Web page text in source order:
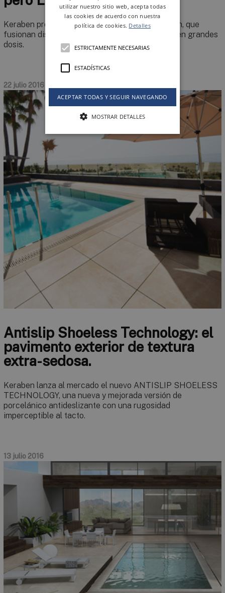
Keraben presenta sus nuevos formatos Premium, que
fusionan diseño, estilo, naturalidad y elegancia en grandes
dosis.
22 julio 2016
Antislip Shoeless Technology: el
pavimento exterior de textura
extra-sedosa.
Keraben lanza al mercado el nuevo ANTISLIP SHOELESS
TECHNOLOGY, una nueva y mejorada versión de
porcelánico antideslizante con una rugosidad
imperceptible al tacto.
13 julio 2016
utilizar nuestro sitio web, acepta todas
las cookies de acuerdo con nuestra
política de cookies. Detalles
ESTRICTAMENTE NECESARIAS
ESTADÍSTICAS
ACEPTAR TODAS Y SEGUIR NAVEGANDO
MOSTRAR DETALLES